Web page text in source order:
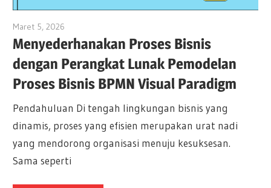
Maret 5, 2026
Menyederhanakan Proses Bisnis
dengan Perangkat Lunak Pemodelan
Proses Bisnis BPMN Visual Paradigm
Pendahuluan Di tengah lingkungan bisnis yang
dinamis, proses yang efisien merupakan urat nadi
yang mendorong organisasi menuju kesuksesan.
Sama seperti